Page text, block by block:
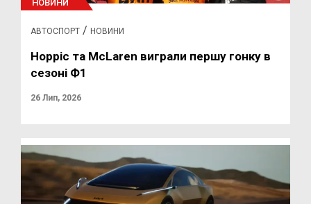
НОВИНИ
АВТОСПОРТ / НОВИНИ
Норріс та McLaren виграли першу гонку в
сезоні Ф1
26 Лип, 2026